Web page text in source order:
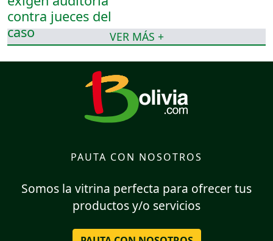
VER MÁS +
PAUTA CON NOSOTROS
Somos la vitrina perfecta para ofrecer tus
productos y/o servicios